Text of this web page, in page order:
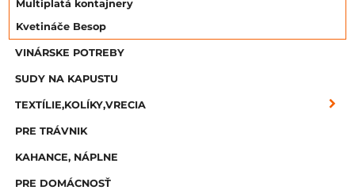
Multiplatá kontajnery
Kvetináče Besop
VINÁRSKE POTREBY
SUDY NA KAPUSTU
TEXTÍLIE,KOLÍKY,VRECIA
PRE TRÁVNIK
KAHANCE, NÁPLNE
PRE DOMÁCNOSŤ